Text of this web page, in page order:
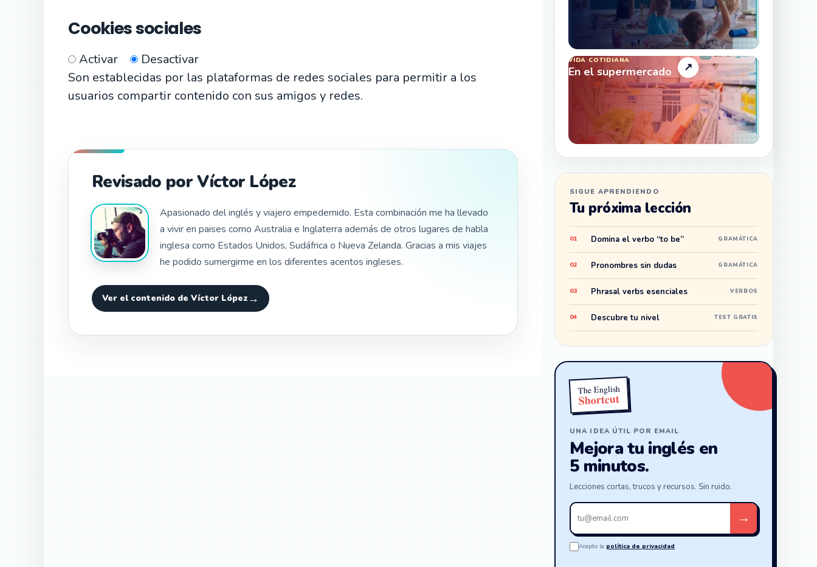
Cookies sociales
Activar
Desactivar
Son establecidas por las plataformas de redes sociales para permitir a los
usuarios compartir contenido con sus amigos y redes.
Revisado por Víctor López
Apasionado del inglés y viajero empedernido. Esta combinación me ha llevado
a vivir en paises como Australia e Inglaterra además de otros lugares de habla
inglesa como Estados Unidos, Sudáfrica o Nueva Zelanda. Gracias a mis viajes
he podido sumergirme en los diferentes acentos ingleses.
Ver el contenido de Víctor López
VIDA COTIDIANA
En el supermercado ↗
SIGUE APRENDIENDO
Tu próxima lección
01 Domina el verbo “to be” GRAMÁTICA
02 Pronombres sin dudas GRAMÁTICA
03 Phrasal verbs esenciales VERBOS
04 Descubre tu nivel TEST GRATIS
The English
Shortcut
UNA IDEA ÚTIL POR EMAIL
Mejora tu inglés en
5 minutos.
Lecciones cortas, trucos y recursos. Sin ruido.
Tu
email
→
Acepto la política de privacidad.